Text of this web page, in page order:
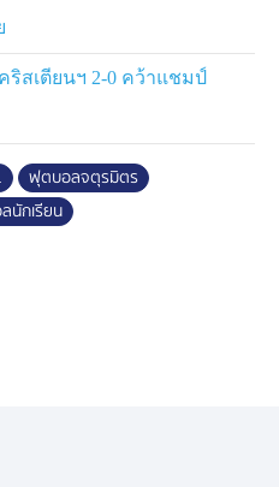
ริสเตียนฯ 2-0 คว้าแชมป์
ฟุตบอลจตุรมิตร
นักเรียน